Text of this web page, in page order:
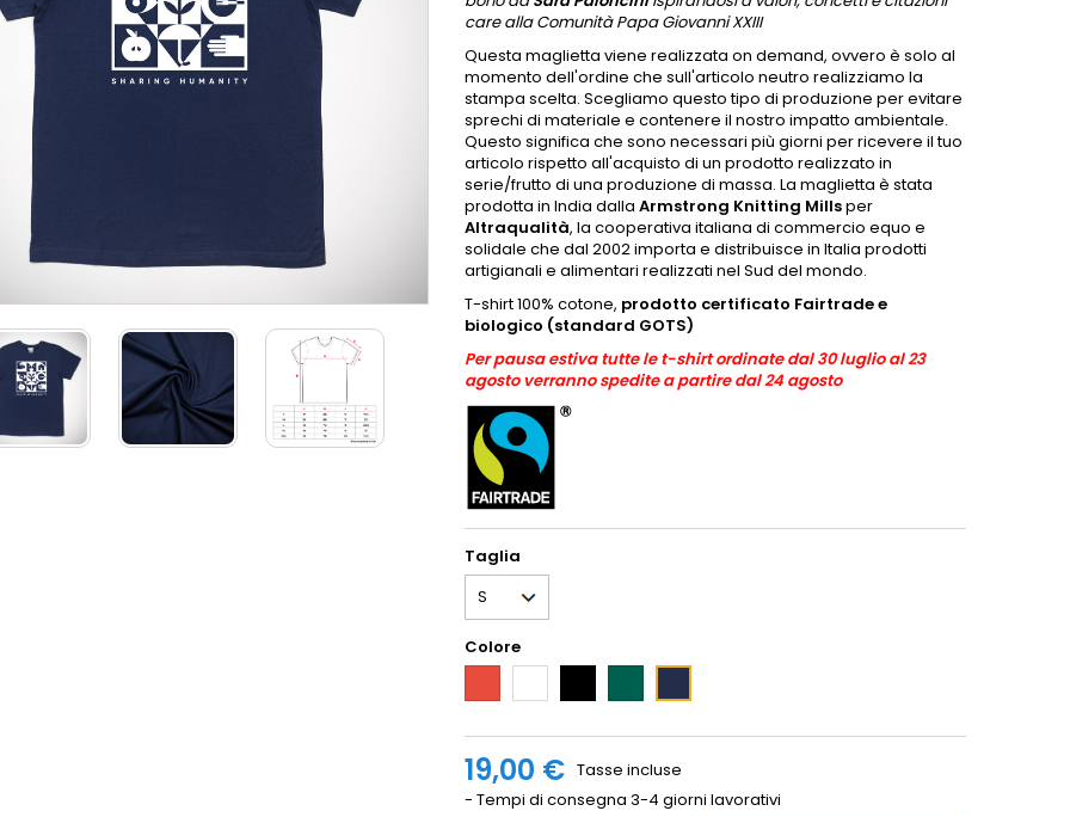
care alla Comunità Papa Giovanni XXIII
Questa maglietta viene realizzata on demand, ovvero è solo al
momento dell'ordine che sull'articolo neutro realizziamo la
stampa scelta. Scegliamo questo tipo di produzione per evitare
sprechi di materiale e contenere il nostro impatto ambientale.
Questo significa che sono necessari più giorni per ricevere il tuo
articolo rispetto all'acquisto di un prodotto realizzato in
serie/frutto di una produzione di massa. La maglietta è stata
prodotta in India dalla Armstrong Knitting Millsper
Altraqualità, la cooperativa italiana di commercio equo e
solidale che dal 2002 importa e distribuisce in Italia prodotti
artigianali e alimentari realizzati nel Sud del mondo.
T-shirt 100% cotone, prodotto certificato Fairtrade e
biologico (standard GOTS)
Per pausa estiva tutte le t-shirt ordinate dal 30 luglio al 23
agosto verranno spedite a partire dal 24 agosto
Taglia
Colore
Scuro Blue
19,00 € Tasse incluse
- Tempi di consegna 3-4 giorni lavorativi